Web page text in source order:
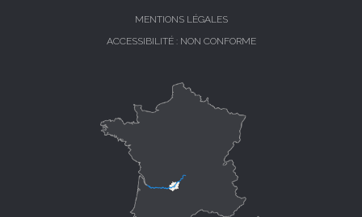
MENTIONS LÉGALES
ACCESSIBILITÉ : NON CONFORME